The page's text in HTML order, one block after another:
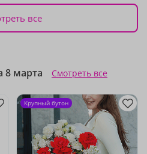
все
8 марта Смотреть все
Крупный бутон